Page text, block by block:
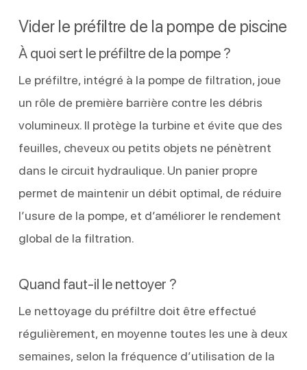
Vider le préfiltre de la pompe de piscine
À quoi sert le préfiltre de la pompe ?
Le préfiltre, intégré à la pompe de filtration, joue
un rôle de première barrière contre les débris
volumineux. Il protège la turbine et évite que des
feuilles, cheveux ou petits objets ne pénètrent
dans le circuit hydraulique. Un panier propre
permet de maintenir un débit optimal, de réduire
l’usure de la pompe, et d’améliorer le rendement
global de la filtration.
Quand faut-il le nettoyer ?
Le nettoyage du préfiltre doit être effectué
régulièrement, en moyenne toutes les une à deux
semaines, selon la fréquence d’utilisation de la